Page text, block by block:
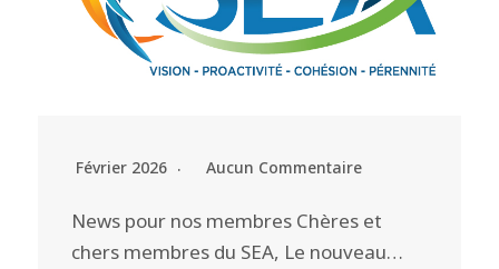
Février 2026 Aucun Commentaire
News pour nos membres Chères et
chers membres du SEA, Le nouveau…